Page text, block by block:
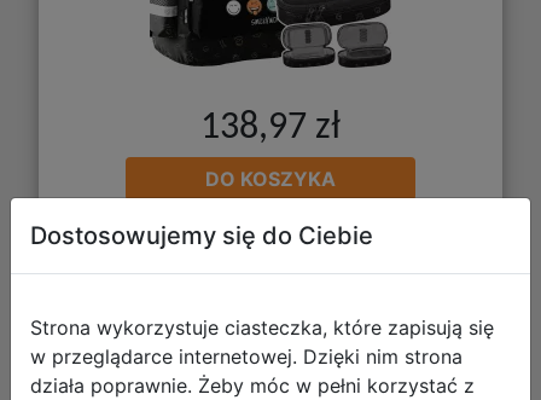
138,97 zł
DO KOSZYKA
Dostosowujemy się do Ciebie
Strona wykorzystuje ciasteczka, które zapisują się
w przeglądarce internetowej. Dzięki nim strona
działa poprawnie. Żeby móc w pełni korzystać z